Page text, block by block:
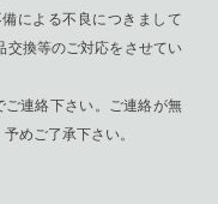
による不良につきまして
交換等のご対応をさせてい
連絡下さい。ご連絡が無
めご了承下さい。